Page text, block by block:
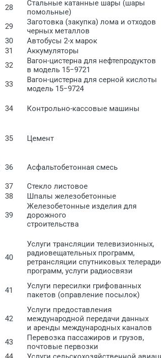
28
Стальные катанные шары (шары
помольные)
29
Заготовка (закупка) лома и отходов
черных металлов
30
Автобусы 2-х марок
31 Аккумуляторы
32
Вагон-цистерна для нефтепродуктов
в модель 15−9721
33
Вагон-цистерна для серной кислоты
модель 15−9724
34
Контрольно-кассовые машины
35
Цемент
36 Асфальтобетонная смесь
37
Стекло листовое
38 Шпалы железобетонные
39
Железобетонные изделия для
дорожного
строительства
40
Услуги трансляции телевизионных,
радиовещательных программ,
ретрансляции спутниковых
программ, услуги радиосвязи
41
Услуги пересилки грифованных
пакетов (оправление посылок)
42
Услуги предоставления
международной передачи данных
и аренды международных каналов
43
Перевозка пассажиров и грузов,
почтовые первозки